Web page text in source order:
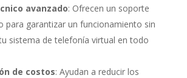
avanzado: Ofrecen un soporte
para garantizar un funcionamiento sin
sistema de telefonía virtual en todo
de costos: Ayudan a reducir los